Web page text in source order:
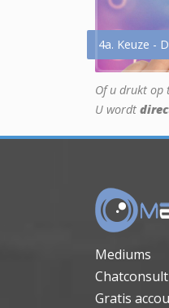
4a. Keuze -
Of u drukt op
U wordt
Mediums
Chatconsult
Gratis